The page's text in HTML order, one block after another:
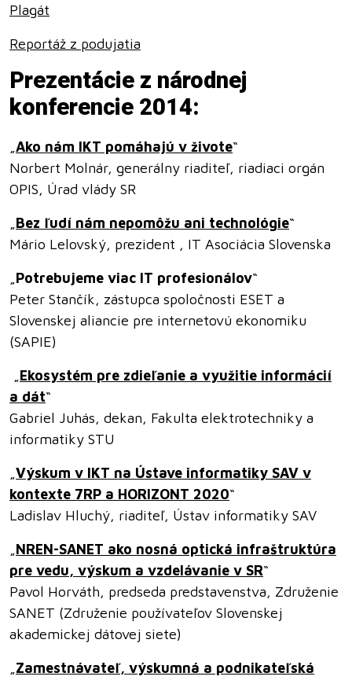
Plagát
Reportáž z podujatia
Prezentácie z národnej
konferencie 2014:
„Ako nám IKT pomáhajú v živote“
Norbert Molnár, generálny riaditeľ, riadiaci orgán
OPIS, Úrad vlády SR
„Bez ľudí nám nepomôžu ani technológie“
Mário Lelovský, prezident , IT Asociácia Slovenska
„Potrebujeme viac IT profesionálov“
Peter Stančík, zástupca spoločnosti ESET a
Slovenskej aliancie pre internetovú ekonomiku
(SAPIE)
„Ekosystém pre zdieľanie a využitie informácií
a dát“
Gabriel Juhás, dekan, Fakulta elektrotechniky a
informatiky STU
„Výskum v IKT na Ústave informatiky SAV v
kontexte 7RP a HORIZONT 2020“
Ladislav Hluchý, riaditeľ, Ústav informatiky SAV
„NREN-SANET ako nosná optická infraštruktúra
pre vedu, výskum a vzdelávanie v SR“
Pavol Horváth, predseda predstavenstva, Združenie
SANET (Združenie používateľov Slovenskej
akademickej dátovej siete)
„Zamestnávateľ, výskumná a podnikateľská